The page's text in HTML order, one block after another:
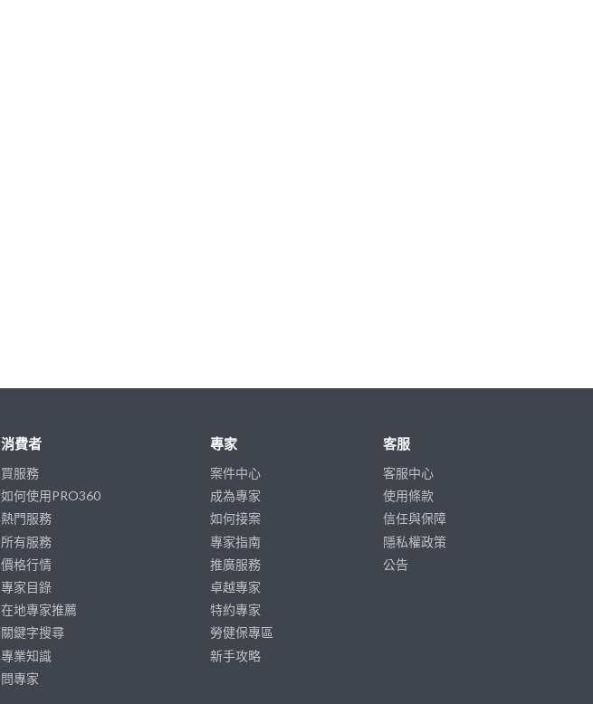
消費者
買服務
如何使用PRO360
熱門服務
所有服務
價格行情
專家目錄
在地專家推薦
關鍵字搜尋
專業知識
問專家
專家
案件中心
成為專家
如何接案
專家指南
推廣服務
卓越專家
特約專家
勞健保專區
新手攻略
客服
客服中心
使用條款
信任與保障
隱私權政策
公告